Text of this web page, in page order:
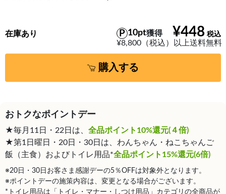
¥448
10pt獲得
¥8,800（税込）以上送料無料
在庫あり
購入する
おトクなポイントデー
★毎月11日・22日は、 全品ポイント10%還元(４倍)
★第1日曜日・20日・30日は、わんちゃん・ねこちゃんご
飯（主食）およびトイレ用品*全品ポイント15%還元(6倍)
※20日・30日お客さま感謝デーの5％OFFは対象外となります。
※ポイントデーの施策内容は、変更となる場合がございます。
*トイレ用品は「トイレ・マナー・しつけ用品」カテゴリの全商品が